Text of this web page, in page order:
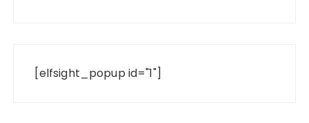
[elfsight_popup id="1"]